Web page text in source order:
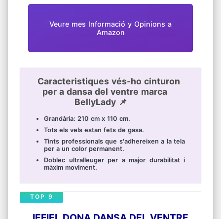
mà. Si us plau, inverteixi el vestit i després
Veure mes Informació y Opinions a
Amazon
Caracteristiques vés-ho cinturon
per a dansa del ventre marca
BellyLady 📌
Grandària: 210 cm x 110 cm.
Tots els vels estan fets de gasa.
Tints professionals que s'adhereixen a la tela
per a un color permanent.
Doblec ultralleuger per a major durabilitat i
màxim moviment.
TOP 9